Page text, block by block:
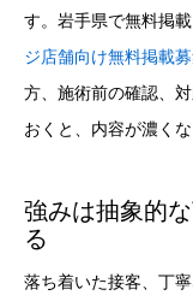
す。岩手県で無料掲
ジ店舗向け無料掲載
方、施術前の確認、
おくと、内容が濃くな
強みは抽象的
る
落ち着いた接客、丁